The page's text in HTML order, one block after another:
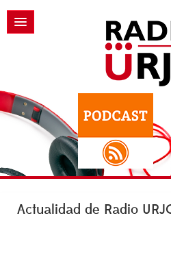
Actualidad de Radio